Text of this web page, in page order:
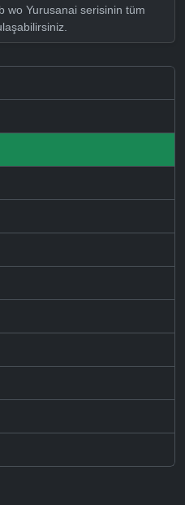
wo Yurusanai serisinin tüm